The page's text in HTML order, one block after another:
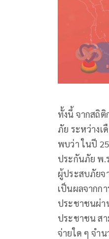
ทั้งนี้ จากสถิ
ภัย ระหว่างเ
พบว่า ในปี
ประกันภัย พ.
ผู้ประสบภัยจ
เป็นผลจากก
ประชาชนผ่า
ประชาชน ส
จ่ายใด ๆ จำ